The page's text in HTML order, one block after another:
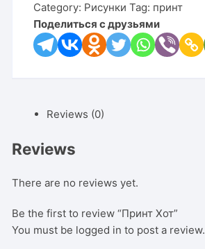
Category: Рисунки Tag: принт
Поделиться с друзьями
Reviews (0)
Reviews
There are no reviews yet.
Be the first to review “Принт Хот”
You must be logged in to post a review.